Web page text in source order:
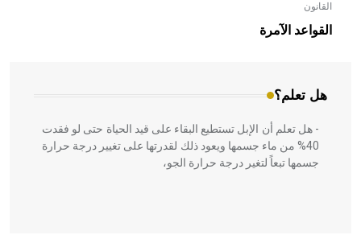
القانون
القواعد الآمرة
هل تعلم؟
- هل تعلم أن الأبلق نوع من الفنون الهندسية التي ارتبطت
بالعمارة الإسلامية في بلاد الشام ومصر خاصة، حيث يحرص
المعمار على بناء مداميكه وخاصة في الواجهات
- هل تعلم أن الإبل تستطيع البقاء على قيد الحياة حتى لو فقدت
40% من ماء جسمها ويعود ذلك لقدرتها على تغيير درجة حرارة
جسمها تبعاً لتغير درجة حرارة الجو،